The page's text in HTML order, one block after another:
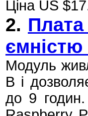
Ціна US
2.
Модуль
B і
до 9